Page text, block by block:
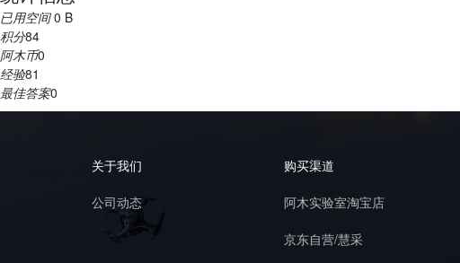
已用空间0 B
积分84
阿木币0
经验81
最佳答案0
关于我们
公司动态
购买渠道
阿木实验室淘宝店
京东自营/慧采